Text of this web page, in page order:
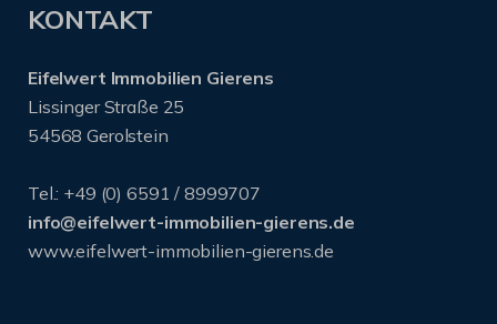
KONTAKT
Eifelwert Immobilien Gierens
Lissinger Straße 25
54568 Gerolstein
Tel.: +49 (0) 6591 / 8999707
info@eifelwert-immobilien-gierens.de
www.eifelwert-immobilien-gierens.de